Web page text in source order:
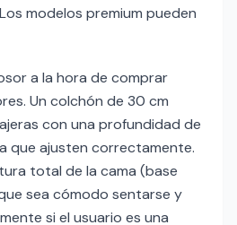
modelos premium pueden
a la hora de comprar
Un colchón de 30 cm
con una profundidad de
que ajusten correctamente.
total de la cama (base
sea cómodo sentarse y
si el usuario es una